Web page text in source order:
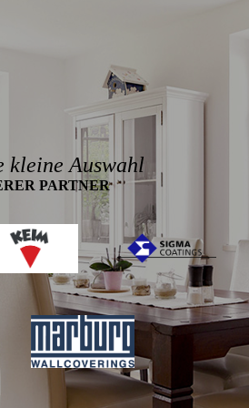
kleine Auswahl
PARTNER